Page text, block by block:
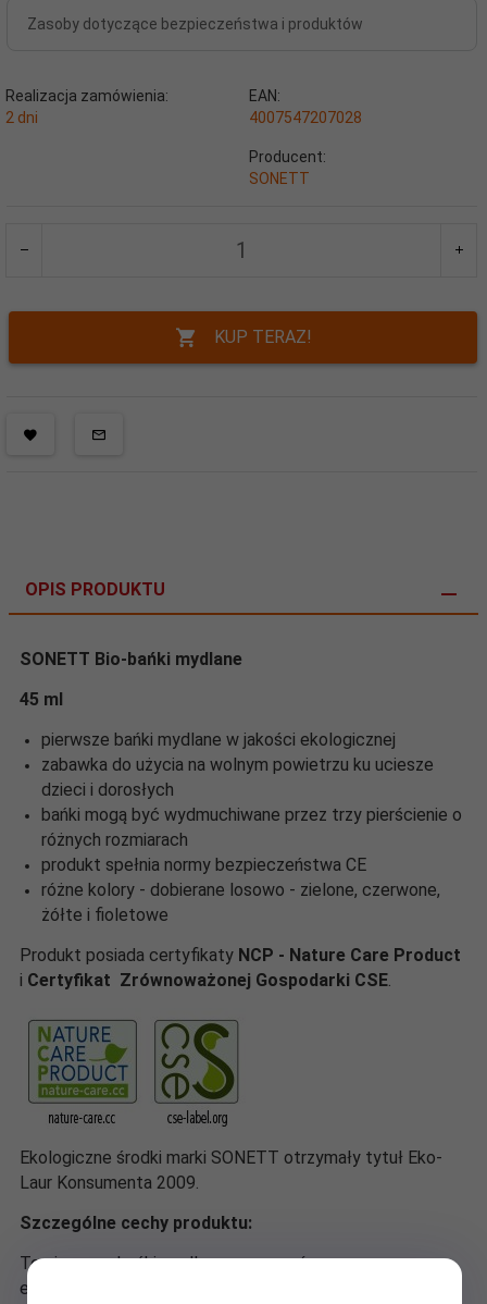
Zasoby dotyczące bezpieczeństwa i produktów
Realizacja zamówienia:
2 dni
EAN:
4007547207028
Producent:
SONETT
KUP TERAZ!
OPIS PRODUKTU
SONETT Bio-bańki mydlane
45 ml
pierwsze bańki mydlane w jakości ekologicznej
zabawka do użycia na wolnym powietrzu ku uciesze
dzieci i dorosłych
bańki mogą być wydmuchiwane przez trzy pierścienie o
różnych rozmiarach
produkt spełnia normy bezpieczeństwa CE
różne kolory - dobierane losowo - zielone, czerwone,
żółte i fioletowe
Produkt posiada certyfikaty NCP - Nature Care Product
i Certyfikat Zrównoważonej Gospodarki CSE.
Ekologiczne środki marki SONETT otrzymały tytuł Eko-
Laur Konsumenta 2009.
Szczególne cechy produktu:
To pierwsze bańki mydlane z surowców z upraw
ekologicznych, z naturalnym szelakiem dla pięknych,